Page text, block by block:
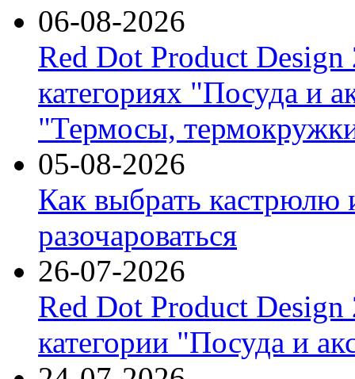
06-08-2026
Red Dot Product Design
категориях "Посуда и
"Термосы,
05-08-2026
Как выбрать кастрюлю
разочароваться
26-07-2026
Red Dot Product Design
категории "Посуда и